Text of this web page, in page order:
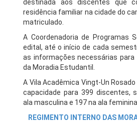
destinada aos discentes que
residência familiar na cidade do
matriculado.
A Coordenadoria de Programas
edital, até o início de cada
as informações necessárias
da Moradia Estudantil.
A Vila Acadêmica Vingt-Un
capacidade para 399 discentes,
ala masculina e 197 na ala feminina.
REGIMENTO INTERNO DAS